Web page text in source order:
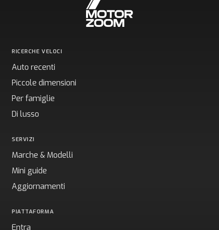
RICERCHE VELOCI
Auto recenti
Piccole dimensioni
Per famiglie
Di lusso
SERVIZI
Marche & Modelli
Mini guide
Aggiornamenti
PIATTAFORMA
Entra